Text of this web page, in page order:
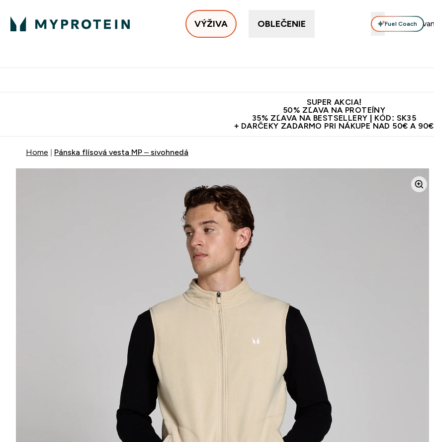
VÝŽIVA OBLEČENIE Fuel Coach
SUPER AKCIA!
50% ZĽAVA NA PROTEÍNY
35% ZĽAVA NA BESTSELLERY | KÓD: SK35
+ DARČEKY ZADARMO PRI NÁKUPE NAD 50€ A 90€
Home Pánska flísová vesta MP – sivohnedá